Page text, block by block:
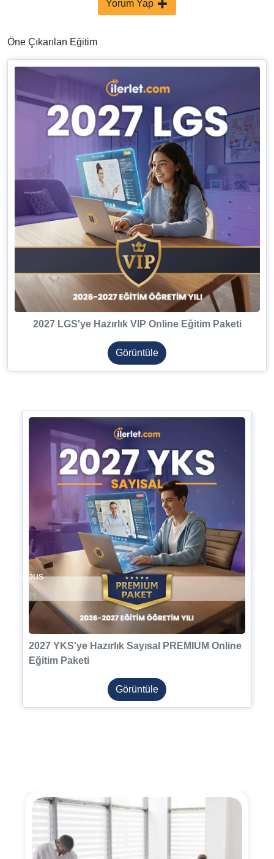
Yorum Yap
Öne Çıkarılan Eğitim
2027 LGS'ye Hazırlık VIP Online Eğitim Paketi
Görüntüle
Previous
2027 YKS'ye Hazırlık Sayısal PREMIUM Online
Eğitim Paketi
Görüntüle